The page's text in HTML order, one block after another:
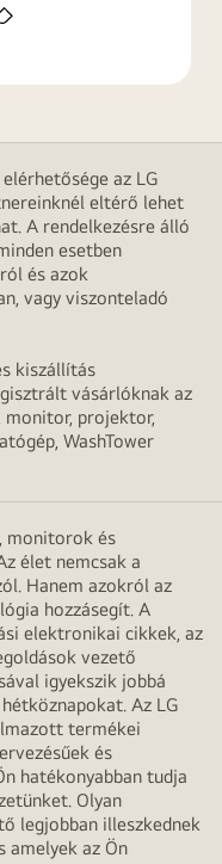
az LG
eltérő lehet
A rendelkezésre álló
esetben
és azok
vagy viszonteladó
kiszállítás
vásárlóknak az
monitor, projektor,
WashTower
monitorok és
élet nemcsak a
Hanem azokról az
hozzásegít. A
elektronikai cikkek, az
vezető
igyekszik jobbá
Az LG
termékei
és
hatékonyabban tudja
Olyan
legjobban illeszkednek
amelyek az Ön